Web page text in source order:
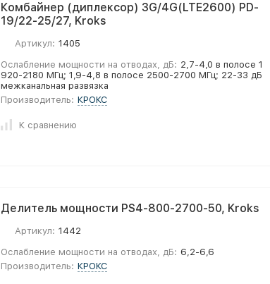
Комбайнер (диплексор) 3G/4G(LTE2600) PD-
19/22-25/27, Kroks
Артикул: 1405
Ослабление мощности на отводах, дБ: 2,7-4,0 в полосе 1
920-2180 МГц; 1,9-4,8 в полосе 2500-2700 МГц; 22-33 дБ
межканальная развязка
Производитель: КРОКС
К сравнению
Делитель мощности PS4-800-2700-50, Kroks
Артикул: 1442
Ослабление мощности на отводах, дБ: 6,2-6,6
Производитель: КРОКС